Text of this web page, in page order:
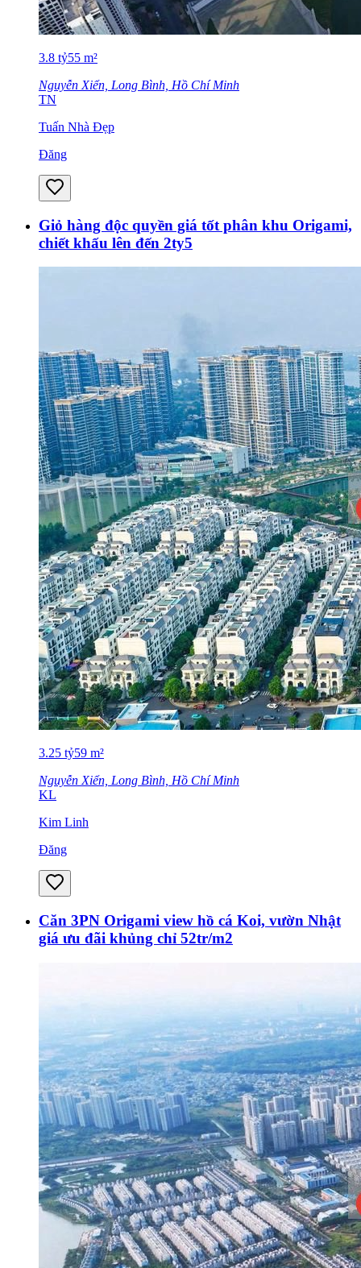
3.8 tỷ55 m²
Nguyễn Xiển, Long Bình, Hồ Chí Minh
TN
Tuấn Nhà Đẹp
Đăng
Giỏ hàng độc quyền giá tốt phân khu Origami,
chiết khấu lên đến 2ty5
3.25 tỷ59 m²
Nguyễn Xiển, Long Bình, Hồ Chí Minh
KL
Kim Linh
Đăng
Căn 3PN Origami view hồ cá Koi, vườn Nhật
giá ưu đãi khủng chỉ 52tr/m2